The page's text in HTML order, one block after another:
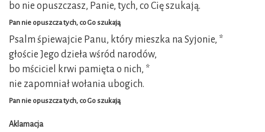
bo nie opuszczasz, Panie, tych, co Cię szukają.
Pan nie opuszcza tych, co Go szukają
Psalm śpiewajcie Panu, który mieszka na Syjonie, *
głoście Jego dzieła wśród narodów,
bo mściciel krwi pamięta o nich, *
nie zapomniał wołania ubogich.
Pan nie opuszcza tych, co Go szukają
Aklamacja